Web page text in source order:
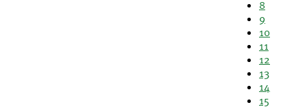
8
9
10
11
12
13
14
15